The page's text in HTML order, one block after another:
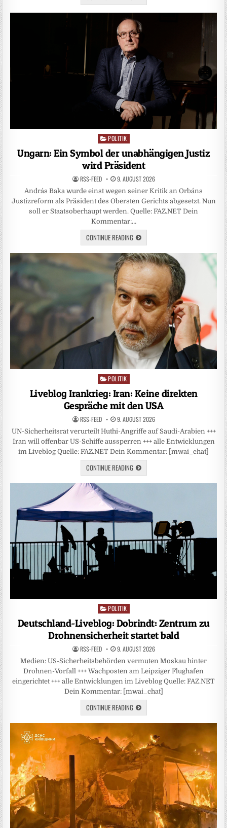
Posted
in
POLITIK
Ungarn: Ein Symbol der unabhängigen Justiz
wird Präsident
RSS-FEED 9. AUGUST 2026
András Baka wurde einst wegen seiner Kritik an Orbáns
Justizreform als Präsident des Obersten Gerichts abgesetzt. Nun
soll er Staatsoberhaupt werden. Quelle: FAZ.NET Dein
Kommentar:…
CONTINUE READING
Posted
in
POLITIK
Liveblog Irankrieg: Iran: Keine direkten
Gespräche mit den USA
RSS-FEED 9. AUGUST 2026
UN-Sicherheitsrat verurteilt Huthi-Angriffe auf Saudi-Arabien +++
Iran will offenbar US-Schiffe aussperren +++ alle Entwicklungen
im Liveblog Quelle: FAZ.NET Dein Kommentar: [mwai_chat]
CONTINUE READING
Posted
in
POLITIK
Deutschland-Liveblog: Dobrindt: Zentrum zu
Drohnensicherheit startet bald
RSS-FEED 9. AUGUST 2026
Medien: US-Sicherheitsbehörden vermuten Moskau hinter
Drohnen-Vorfall +++ Wachposten am Leipziger Flughafen
eingerichtet +++ alle Entwicklungen im Liveblog Quelle: FAZ.NET
Dein Kommentar: [mwai_chat]
CONTINUE READING